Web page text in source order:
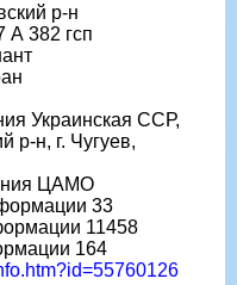
р-н
А 382 гсп
Украинская ССР,
р-н, г. Чугуев,
ЦАМО
33
11458
164